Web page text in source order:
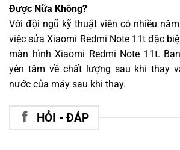
Được Nữa Không?
Với đội ngũ kỹ thuật viên có nhiều
việc sửa Xiaomi Redmi Note 11t đặc
màn hình Xiaomi Redmi Note 11t.
yên tâm về chất lượng sau khi thay
nước của máy sau khi thay.
HỎI - ĐÁP